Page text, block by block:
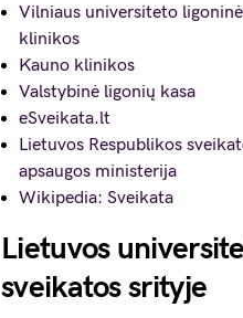
Vilniaus universiteto
klinikos
Kauno klinikos
Valstybinė ligonių kasa
eSveikata.lt
Lietuvos Respublikos
apsaugos ministerija
Wikipedia: Sveikata
Lietuvos
sveikatos srityje